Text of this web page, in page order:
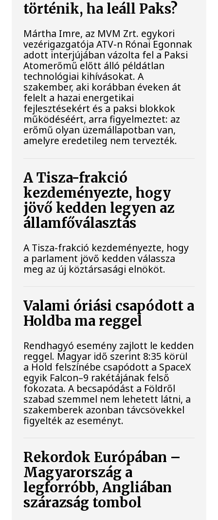
történik, ha leáll Paks?
Mártha Imre, az MVM Zrt. egykori
vezérigazgatója ATV-n Rónai Egonnak
adott interjújában vázolta fel a Paksi
Atomerőmű előtt álló példátlan
technológiai kihívásokat. A
szakember, aki korábban éveken át
felelt a hazai energetikai
fejlesztésekért és a paksi blokkok
működéséért, arra figyelmeztet: az
erőmű olyan üzemállapotban van,
amelyre eredetileg nem tervezték.
A Tisza-frakció
kezdeményezte, hogy
jövő kedden legyen az
államfőválasztás
A Tisza-frakció kezdeményezte, hogy
a parlament jövő kedden válassza
meg az új köztársasági elnököt.
Valami óriási csapódott a
Holdba ma reggel
Rendhagyó esemény zajlott le kedden
reggel. Magyar idő szerint 8:35 körül
a Hold felszínébe csapódott a SpaceX
egyik Falcon–9 rakétájának felső
fokozata. A becsapódást a Földről
szabad szemmel nem lehetett látni, a
szakemberek azonban távcsövekkel
figyelték az eseményt.
Rekordok Európában –
Magyarország a
legforróbb, Angliában
szárazság tombol